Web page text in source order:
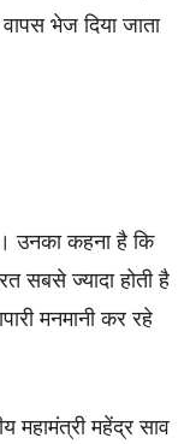
भेज दिया जाता
उनका कहना है कि
सबसे ज्यादा होती है
मनमानी कर रहे
महामंत्री महेंद्र साव